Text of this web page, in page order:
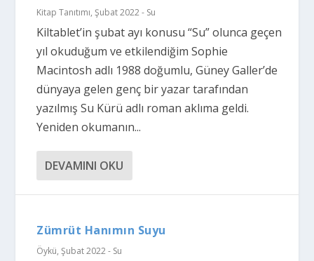
Kitap Tanıtımı,Şubat 2022 - Su
Kiltablet’in şubat ayı konusu “Su” olunca geçen
yıl okuduğum ve etkilendiğim Sophie
Macintosh adlı 1988 doğumlu, Güney Galler’de
dünyaya gelen genç bir yazar tarafından
yazılmış Su Kürü adlı roman aklıma geldi.
Yeniden okumanın...
DEVAMINI OKU
Zümrüt Hanımın Suyu
Öykü,Şubat 2022 - Su